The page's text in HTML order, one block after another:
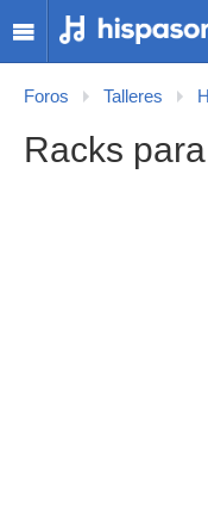
Foros Talleres
Racks